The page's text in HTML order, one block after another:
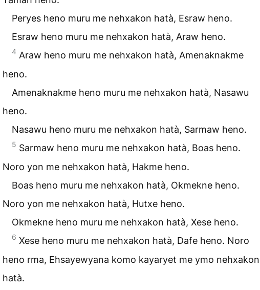
Peryes heno muru me nehxakon hatà, Esraw heno.
Esraw heno muru me nehxakon hatà, Araw heno.
4 Araw heno muru me nehxakon hatà, Amenaknakme
heno.
Amenaknakme heno muru me nehxakon hatà, Nasawu
heno.
Nasawu heno muru me nehxakon hatà, Sarmaw heno.
5 Sarmaw heno muru me nehxakon hatà, Boas heno.
Noro yon me nehxakon hatà, Hakme heno.
Boas heno muru me nehxakon hatà, Okmekne heno.
Noro yon me nehxakon hatà, Hutxe heno.
Okmekne heno muru me nehxakon hatà, Xese heno.
6 Xese heno muru me nehxakon hatà, Dafe heno. Noro
heno rma, Ehsayewyana komo kayaryet me ymo nehxakon
hatà.